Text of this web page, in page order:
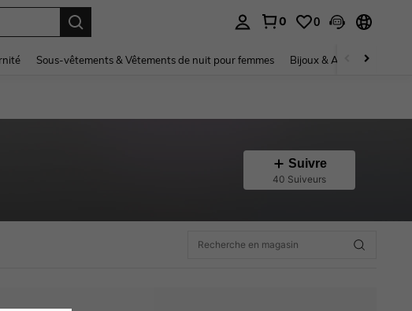
0 0
Sous-vêtements & Vêtements de nuit pour femmes Bijoux & Accessoires pour
Suivre
40 Suiveurs